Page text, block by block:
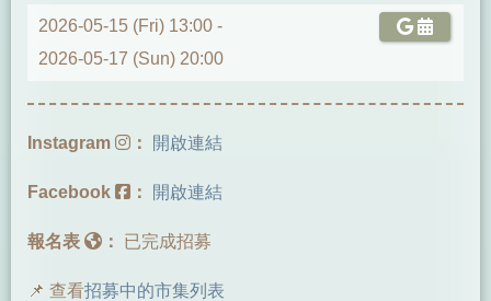
2026-05-15 (Fri) 13:00 -
2026-05-17 (Sun) 20:00
Instagram ： 開啟連結
Facebook ： 開啟連結
報名表 ： 已完成招募
📌 查看招募中的市集列表